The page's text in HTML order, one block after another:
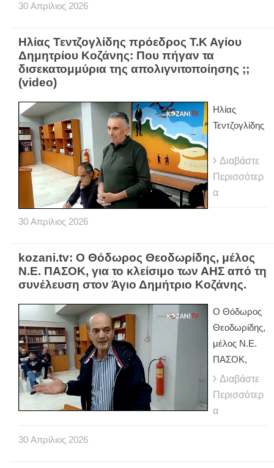
30 Απρίλιος 2026
Ηλίας Τεντζογλίδης πρόεδρος Τ.Κ Αγίου
Δημητρίου Κοζάνης: Που πήγαν τα
δισεκατομμύρια της απολιγνιτοποίησης ;;
(video)
Ηλίας
Τεντζογλίδης
Διαβάστε
Περισσότερ
α
30 Απρίλιος 2026
kozani.tv: Ο Θόδωρος Θεοδωρίδης, μέλος
Ν.Ε. ΠΑΣΟΚ, για το κλείσιμο των ΑΗΣ από τη
συνέλευση στον Άγιο Δημήτριο Κοζάνης.
Ο Θόδωρος
Θεοδωρίδης,
μέλος Ν.Ε.
ΠΑΣΟΚ,
Διαβάστε
Περισσότερ
α
30 Απρίλιος 2026